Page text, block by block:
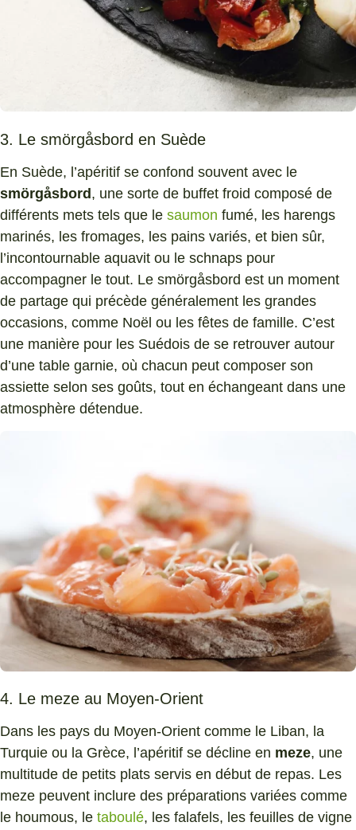
3. Le smörgåsbord en Suède
En Suède, l’apéritif se confond souvent avec le
smörgåsbord, une sorte de buffet froid composé de
différents mets tels que le saumon fumé, les harengs
marinés, les fromages, les pains variés, et bien sûr,
l’incontournable aquavit ou le schnaps pour
accompagner le tout. Le smörgåsbord est un moment
de partage qui précède généralement les grandes
occasions, comme Noël ou les fêtes de famille. C’est
une manière pour les Suédois de se retrouver autour
d’une table garnie, où chacun peut composer son
assiette selon ses goûts, tout en échangeant dans une
atmosphère détendue.
4. Le meze au Moyen-Orient
Dans les pays du Moyen-Orient comme le Liban, la
Turquie ou la Grèce, l’apéritif se décline en meze, une
multitude de petits plats servis en début de repas. Les
meze peuvent inclure des préparations variées comme
le houmous, le taboulé, les falafels, les feuilles de vigne